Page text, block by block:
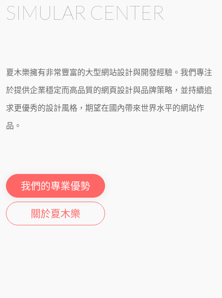
SIMULAR CENTER
夏木樂擁有非常豐富的大型網站設計與開發經驗。我們專注
於提供企業穩定而高品質的網頁設計與品牌策略，並持續追
求更優秀的設計風格，期望在國內帶來世界水平的網站作
品。
我們的專業優勢
關於夏木樂